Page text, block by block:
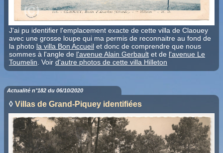
J'ai pu identifier l'emplacement exacte de cette villa de Claouey
avec une grosse loupe qui ma permis de reconnaitre au fond de
la photo la villa Bon Accueil et donc de comprendre que nous
sommes à l'angle de l'avenue Alain Gerbault et de l'avenue Le
Toumelin . Voir d'autre photos de cette villa Hilleton
Actualité n°182 du 06/10/2020
◊ Villas de Grand-Piquey identifiées